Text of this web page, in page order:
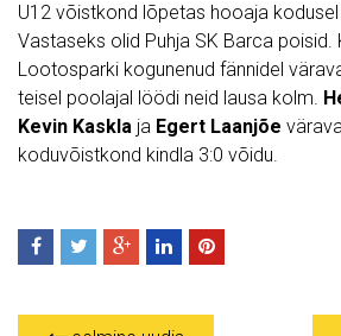
U12 võistkond lõpetas hooaja
Vastaseks olid Puhja SK Barca poisid.
Lootosparki kogunenud fännidel
teisel poolajal löödi neid lausa kolm.
Kevin Kaskla ja Egert Laanjõe
koduvõistkond kindla 3:0 võidu.